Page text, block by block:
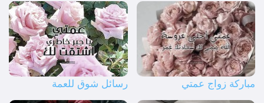
مباركة زواج عمتي رسائل شوق للعمة